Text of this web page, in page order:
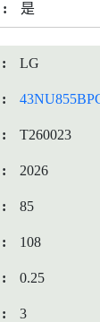
是
LG
T260023
2026
85
108
0.25
3